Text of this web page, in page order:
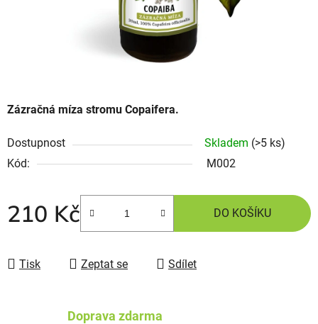
Zázračná míza stromu Copaifera.
Dostupnost Skladem (>5 ks)
Kód:
M002
210 Kč DO KOŠÍKU
Tisk Zeptat se Sdílet
Doprava zdarma